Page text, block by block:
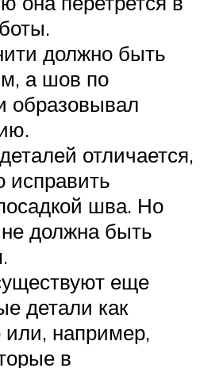
должно быть
а шов по
образовывал
отличается,
исправить
шва. Но
должна быть
еще
детали как
или, например,
в